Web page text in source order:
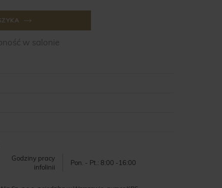
w salonie
Godziny pracy
infolinii
Pon. - Pt.: 8:00 -16:00